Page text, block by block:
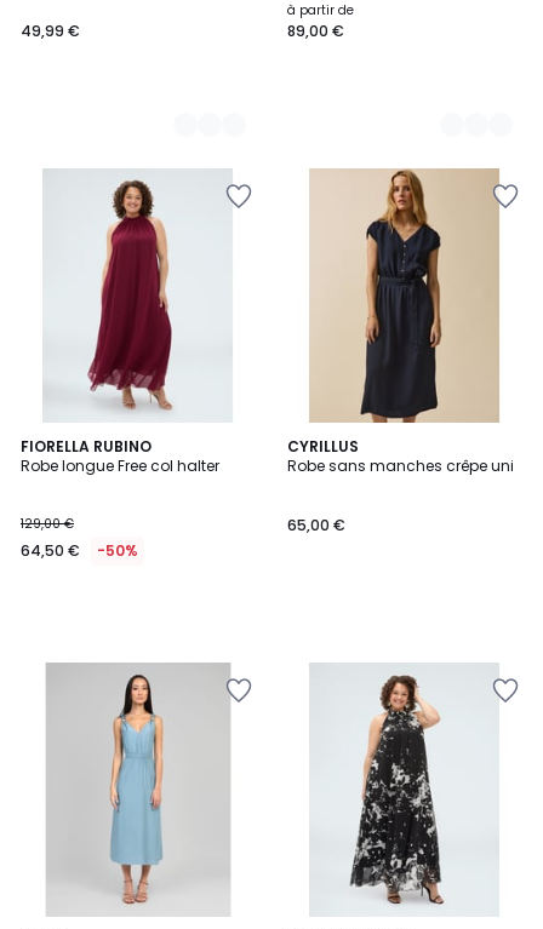
49,99 €
à partir de
89,00 €
FIORELLA RUBINO
Robe longue Free col halter
129,00 €
64,50 € -50%
CYRILLUS
Robe sans manches crêpe uni
65,00 €